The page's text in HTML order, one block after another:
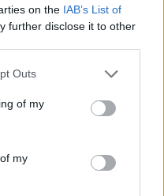
on the IAB’s List of
further disclose it to other
one or more Google
You may click to
its third-party tags to
in below Google
Outs
of my
my
európai, főleg
azt mondta, amíg
addig őt nem
amit a média mond
és többet nem
nem vállalhatja fel
hogy valakik, a
miatt, vagy